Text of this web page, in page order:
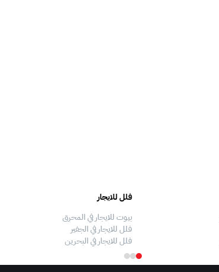
فلل للايجار
بيوت للايجار في المحرق
فلل للايجار في الجفير
فلل للايجار في البحرين